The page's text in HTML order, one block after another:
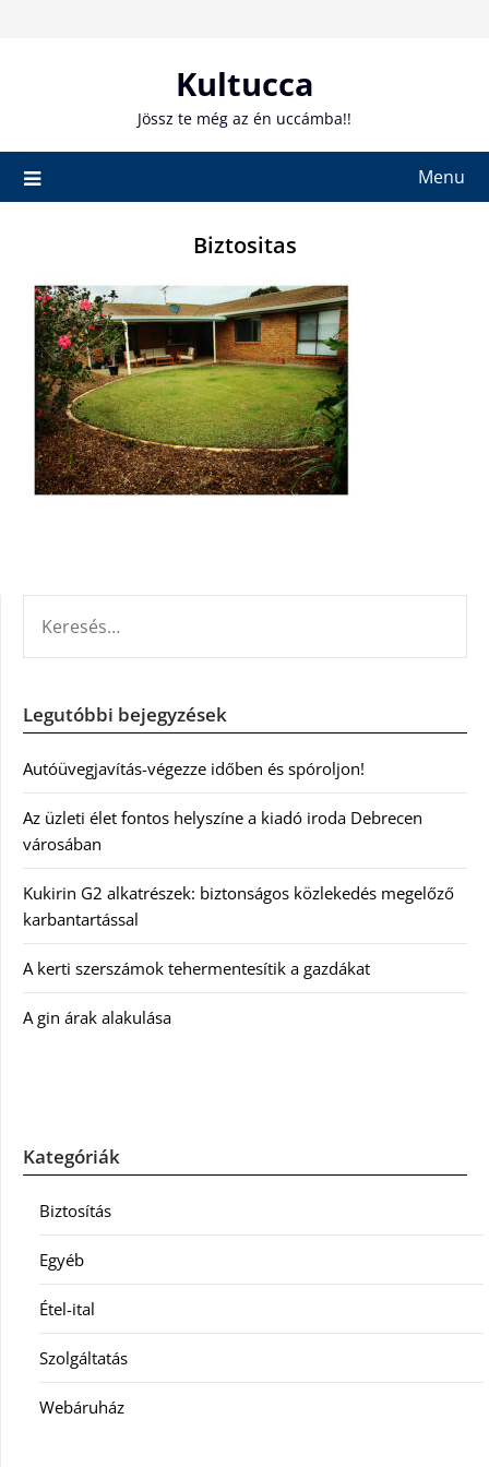
Kultucca
Jössz te még az én uccámba!!
Menu
Biztositas
Legutóbbi bejegyzések
Autóüvegjavítás-végezze időben és spóroljon!
Az üzleti élet fontos helyszíne a kiadó iroda Debrecen
városában
Kukirin G2 alkatrészek: biztonságos közlekedés megelőző
karbantartással
A kerti szerszámok tehermentesítik a gazdákat
A gin árak alakulása
Kategóriák
Biztosítás
Egyéb
Étel-ital
Szolgáltatás
Webáruház